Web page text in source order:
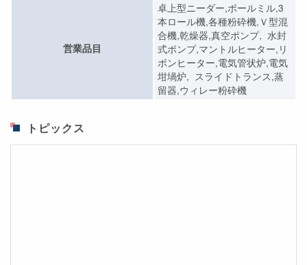
営業品目
卓上型ニーダー,ボールミル,3
本ロール機,各種粉砕機,Ｖ型混
合機,乾燥器,真空ポンプ, 水封
式ポンプ,マントルヒーター,リ
ボンヒーター,電気管状炉,電気
坩堝炉, スライドトランス,蒸
留器,ウィレー粉砕機
トピックス